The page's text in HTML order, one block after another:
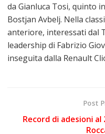
da Gianluca Tosi, quinto
Bostjan Avbelj. Nella
anteriore, interessati dal
leadership di Fabrizio
inseguita dalla Renault
Post
Record di adesioni